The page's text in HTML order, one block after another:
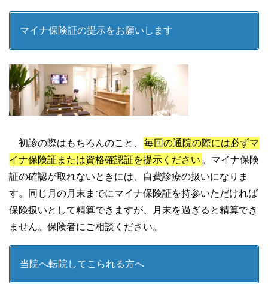
マイナ保険証の提示をお願いします
初診の際はもちろんのこと、
毎回の通院の際には必ずマ
イナ保険証または資格確認証を提示ください 。マイナ保険
証の確認が取れないときには、自費診療の扱いになりま
す。同じ月の月末までにマイナ保険証を持参いただければ
保険扱いとして精算できますが、月末を過ぎると精算でき
ません。保険者にご相談ください。
当院へ転院してこられる方へ